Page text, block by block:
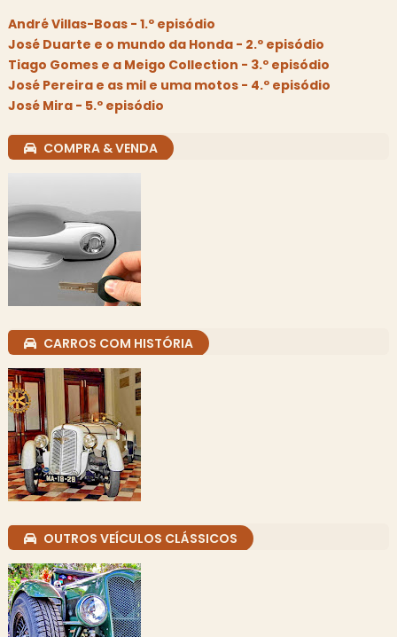
André Villas-Boas - 1.º episódio
José Duarte e o mundo da Honda - 2.º episódio
Tiago Gomes e a Meigo Collection - 3.º episódio
José Pereira e as mil e uma motos - 4.º episódio
José Mira - 5.º episódio
COMPRA & VENDA
CARROS COM HISTÓRIA
OUTROS VEÍCULOS CLÁSSICOS